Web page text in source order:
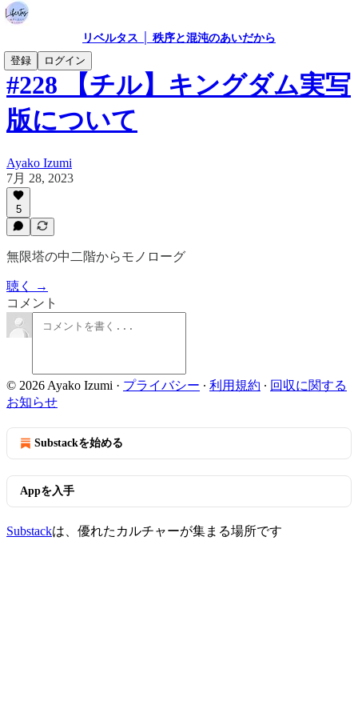
リベルタス │ 秩序と混沌のあいだから
登録
ログイン
#228 【チル】キングダム実写
版について
Ayako Izumi
7月 28, 2023
5
無限塔の中二階からモノローグ
聴く →
コメント
© 2026 Ayako Izumi · プライバシー ∙ 利用規約 ∙ 回収に関する
お知らせ
Substackを始める
Appを入手
Substackは、優れたカルチャーが集まる場所です